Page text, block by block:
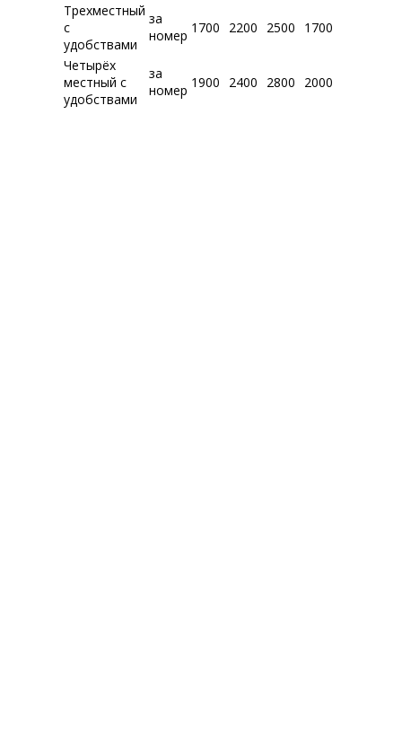
Трехместный
с
удобствами
за
номер 1700 2200 2500 1700
Четырёх
местный с
удобствами
за
номер 1900 2400 2800 2000